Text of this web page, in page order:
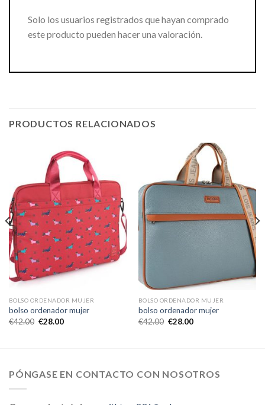
Solo los usuarios registrados que hayan comprado
este producto pueden hacer una valoración.
PRODUCTOS RELACIONADOS
BOLSO ORDENADOR MUJER
bolso ordenador mujer
€42.00 €28.00
BOLSO ORDENADOR MUJER
bolso ordenador mujer
€42.00 €28.00
PÓNGASE EN CONTACTO CON NOSOTROS